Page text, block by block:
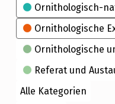
Ornithologisch-
Ornithologische
Ornithologische
Referat und
Alle Kategorien